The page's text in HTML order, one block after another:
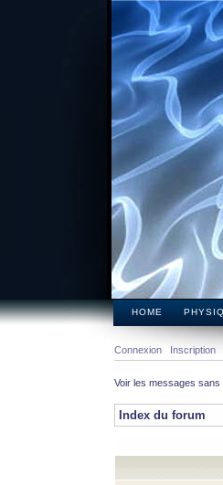
HOME
Connexion Inscription
Voir les messages sans
Index du forum